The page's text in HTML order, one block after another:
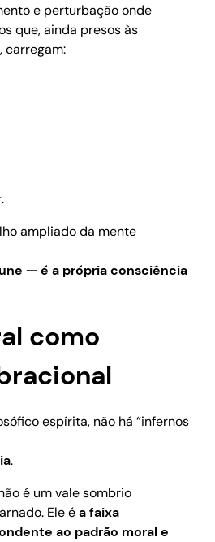
e perturbação onde
que, ainda presos às
carregam:
ampliado da mente
— é a própria consciência
como
espírita, não há “infernos
.
é um vale sombrio
Ele éa faixa
ao padrão moral e